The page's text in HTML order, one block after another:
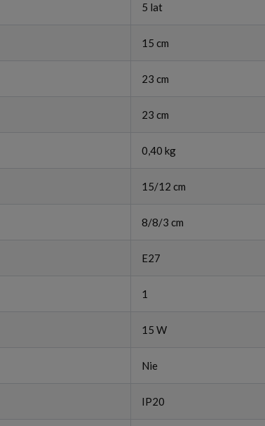
5 lat
15 cm
23 cm
23 cm
0,40 kg
15/12 cm
8/8/3 cm
E27
1
15 W
Nie
IP20